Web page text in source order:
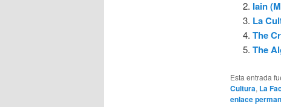
Iain
La
The
The
Esta entrada
Cultura, La
enlace